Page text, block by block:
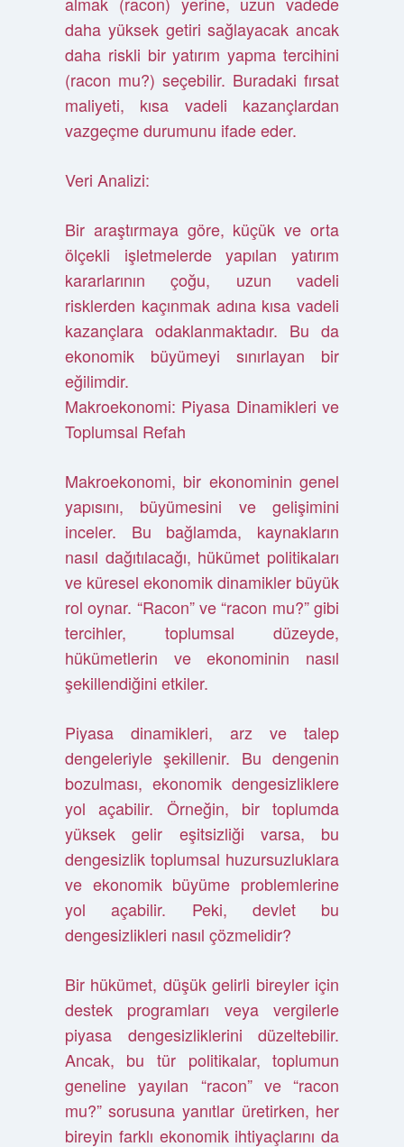
daha yüksek getiri sağlayacak ancak
daha riskli bir yatırım yapma tercihini
(racon mu?) seçebilir. Buradaki fırsat
maliyeti, kısa vadeli kazançlardan
vazgeçme durumunu ifade eder.
Veri Analizi:
Bir araştırmaya göre, küçük ve orta
ölçekli işletmelerde yapılan yatırım
kararlarının çoğu, uzun vadeli
risklerden kaçınmak adına kısa vadeli
kazançlara odaklanmaktadır. Bu da
ekonomik büyümeyi sınırlayan bir
eğilimdir.
Makroekonomi: Piyasa Dinamikleri ve
Toplumsal Refah
Makroekonomi, bir ekonominin genel
yapısını, büyümesini ve gelişimini
inceler. Bu bağlamda, kaynakların
nasıl dağıtılacağı, hükümet politikaları
ve küresel ekonomik dinamikler büyük
rol oynar. “Racon” ve “racon mu?” gibi
tercihler, toplumsal düzeyde,
hükümetlerin ve ekonominin nasıl
şekillendiğini etkiler.
Piyasa dinamikleri, arz ve talep
dengeleriyle şekillenir. Bu dengenin
bozulması, ekonomik dengesizliklere
yol açabilir. Örneğin, bir toplumda
yüksek gelir eşitsizliği varsa, bu
dengesizlik toplumsal huzursuzluklara
ve ekonomik büyüme problemlerine
yol açabilir. Peki, devlet bu
dengesizlikleri nasıl çözmelidir?
Bir hükümet, düşük gelirli bireyler için
destek programları veya vergilerle
piyasa dengesizliklerini düzeltebilir.
Ancak, bu tür politikalar, toplumun
geneline yayılan “racon” ve “racon
mu?” sorusuna yanıtlar üretirken, her
bireyin farklı ekonomik ihtiyaçlarını da